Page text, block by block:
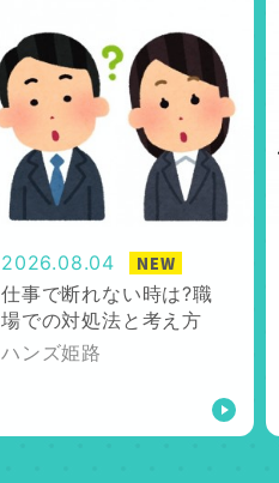
2026.08.04 NEW
仕事で断れない時は?職
場での対処法と考え方
ハンズ姫路